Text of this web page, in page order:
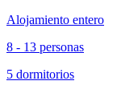
Alojamiento entero
8 - 13 personas
5 dormitorios